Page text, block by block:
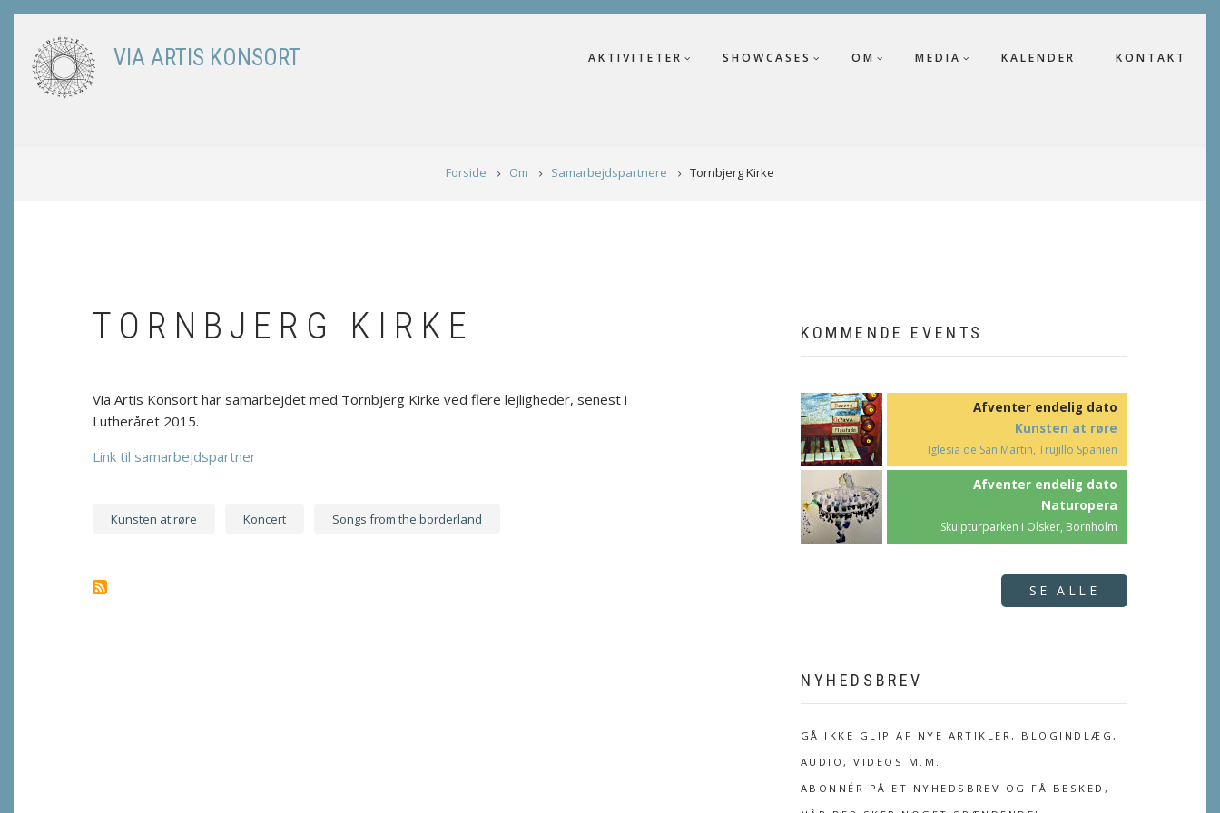
Skip
content
VIA ARTIS KONSORT AKTIVITETER SHOWCASES OM MEDIA KALENDER KONTAKT
Forside Om Samarbejdspartnere Tornbjerg Kirke
TORNBJERG KIRKE
Via Artis Konsort har samarbejdet med Tornbjerg Kirke ved flere lejligheder, senest i
Lutheråret 2015.
Link til samarbejdspartner
Kunsten at røre Koncert Songs from the borderland
KOMMENDE EVENTS
Afventer endelig dato
Kunsten at røre
Iglesia de San Martin, Trujillo Spanien
Afventer endelig dato
Naturopera
Skulpturparken i Olsker, Bornholm
SE ALLE
NYHEDSBREV
GÅ IKKE GLIP AF NYE ARTIKLER, BLOGINDLÆG,
AUDIO, VIDEOS M.M.
ABONNÉR PÅ ET NYHEDSBREV OG FÅ BESKED,